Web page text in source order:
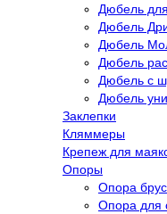
Дюбель
Дюбель
Дюбель
Дюбель
Дюбель с
Дюбель
Заклепки
Кляммеры
Крепеж для
Опоры
Опора
Опора для